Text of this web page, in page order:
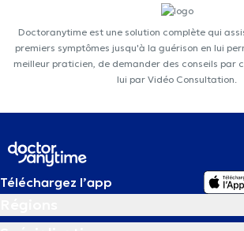
Doctoranytime est une solution complète qui
premiers symptômes jusqu'à la guérison en lui
meilleur praticien, de demander des conseils par
lui par Vidéo Consultation.
Téléchargez l’app